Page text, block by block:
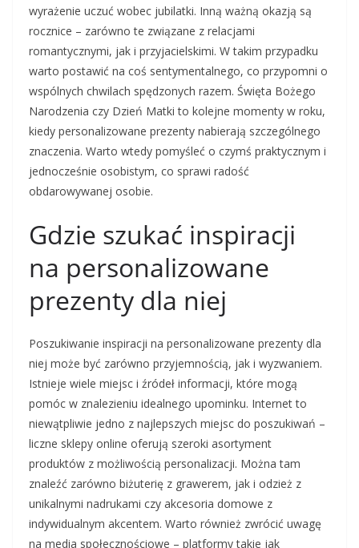
wyrażenie uczuć wobec jubilatki. Inną ważną okazją są
rocznice – zarówno te związane z relacjami
romantycznymi, jak i przyjacielskimi. W takim przypadku
warto postawić na coś sentymentalnego, co przypomni o
wspólnych chwilach spędzonych razem. Święta Bożego
Narodzenia czy Dzień Matki to kolejne momenty w roku,
kiedy personalizowane prezenty nabierają szczególnego
znaczenia. Warto wtedy pomyśleć o czymś praktycznym i
jednocześnie osobistym, co sprawi radość
obdarowywanej osobie.
Gdzie szukać inspiracji
na personalizowane
prezenty dla niej
Poszukiwanie inspiracji na personalizowane prezenty dla
niej może być zarówno przyjemnością, jak i wyzwaniem.
Istnieje wiele miejsc i źródeł informacji, które mogą
pomóc w znalezieniu idealnego upominku. Internet to
niewątpliwie jedno z najlepszych miejsc do poszukiwań –
liczne sklepy online oferują szeroki asortyment
produktów z możliwością personalizacji. Można tam
znaleźć zarówno biżuterię z grawerem, jak i odzież z
unikalnymi nadrukami czy akcesoria domowe z
indywidualnym akcentem. Warto również zwrócić uwagę
na media społecznościowe – platformy takie jak